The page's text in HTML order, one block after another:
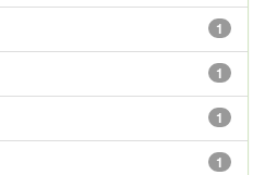
1
1
1
1